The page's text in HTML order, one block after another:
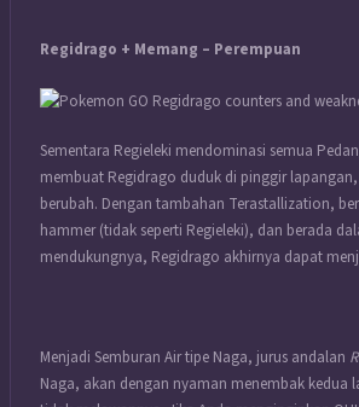
Regidrago + Memang – Perempuan
Sementara Regieleki mendominasi semua
membuat Regidrago duduk di pinggir
berubah. Dengan tambahan Terastallization,
hammer (tidak seperti Regieleki), dan berada
mendukungnya, Regidrago akhirnya dapat
Menjadi Semburan Air tipe Naga, jurus andalan
Naga, akan dengan nyaman menembak kedua